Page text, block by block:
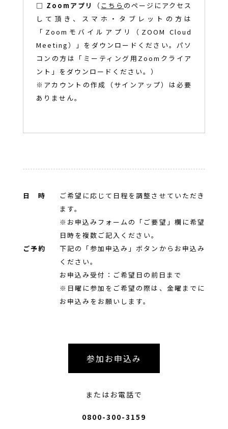
□ Zoomアプリ （ こちら のページにアクセス
して頂き、スマホ・タブレットの方は
「Zoomモバイルアプリ（ZOOM Cloud
Meeting）」をダウンロードください。パソ
コンの方は「ミーティング用Zoomクライア
ント」をダウンロードください。）
※アカウントの作成（サインアップ）は必要
ありません。
日 時
ご希望に応じて日程を調整させていただき
ます。
※お申込みフォームの「ご要望」欄に希望
日時を複数ご記入ください。
ご予約
下記の「参加申込み」ボタンからお申込み
ください。
お申込み受付：ご希望日の前日まで
※日曜に参加をご希望の際は、金曜までに
お申込みをお願いします。
参加お申込み
またはお電話で
0800-300-3159